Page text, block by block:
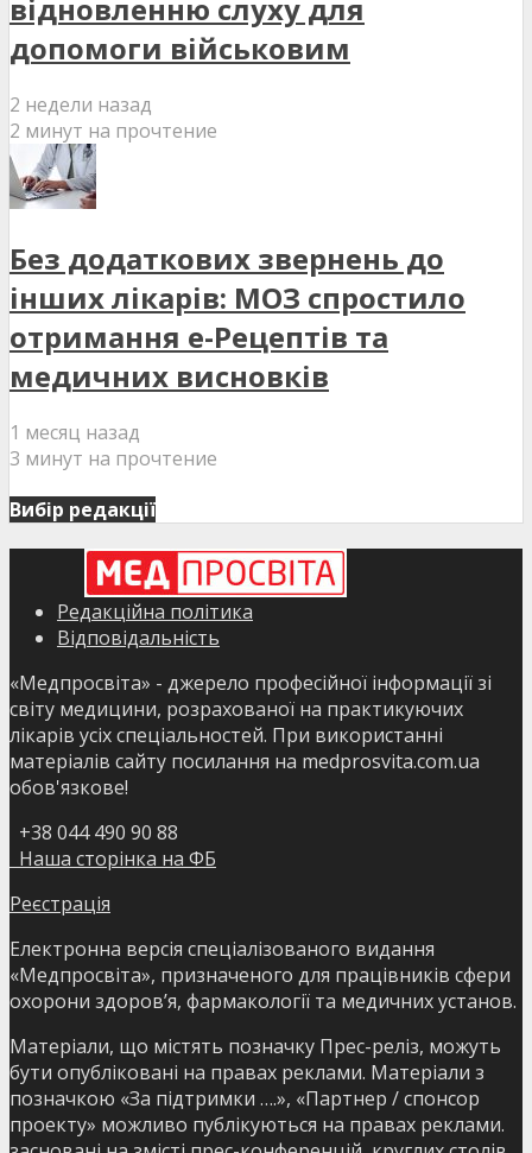
відновленню слуху для
допомоги військовим
2 недели назад
2 минут на прочтение
Без додаткових звернень до
інших лікарів: МОЗ спростило
отримання е-Рецептів та
медичних висновків
1 месяц назад
3 минут на прочтение
Вибір редакції
Редакційна політика
Відповідальність
«Медпросвіта» - джерело професійної інформації зі
світу медицини, розрахованої на практикуючих
лікарів усіх спеціальностей. При використанні
матеріалів сайту посилання на medprosvita.com.ua
обов'язкове!
+38 044 490 90 88
Наша сторінка на ФБ
Реєстрація
Електронна версія спеціалізованого видання
«Медпросвіта», призначеного для працівників сфери
охорони здоров’я, фармакології та медичних установ.
Матеріали, що містять позначку Прес-реліз, можуть
бути опубліковані на правах реклами. Матеріали з
позначкою «За підтримки ….», «Партнер / спонсор
проекту» можливо публікуються на правах реклами.